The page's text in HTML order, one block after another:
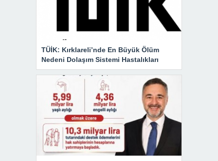
TÜİK: Kırklareli’nde En Büyük Ölüm
Nedeni Dolaşım Sistemi Hastalıkları